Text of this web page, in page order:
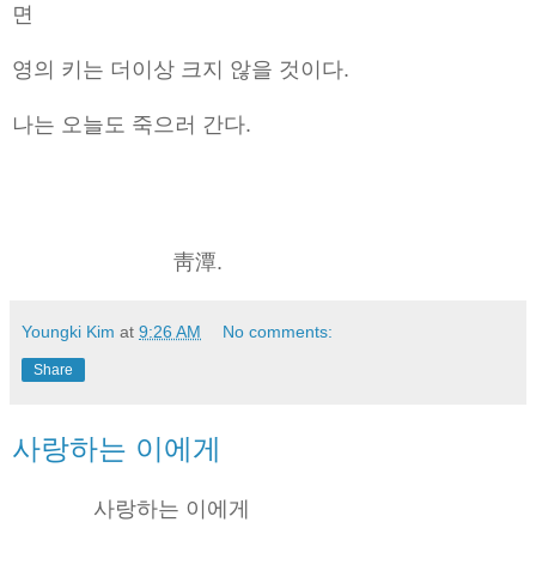
면
영의 키는 더이상 크지 않을 것이다.
나는 오늘도 죽으러 간다.
靑潭.
Youngki Kim at 9:26 AM No comments:
Share
사랑하는 이에게
사랑하는 이에게